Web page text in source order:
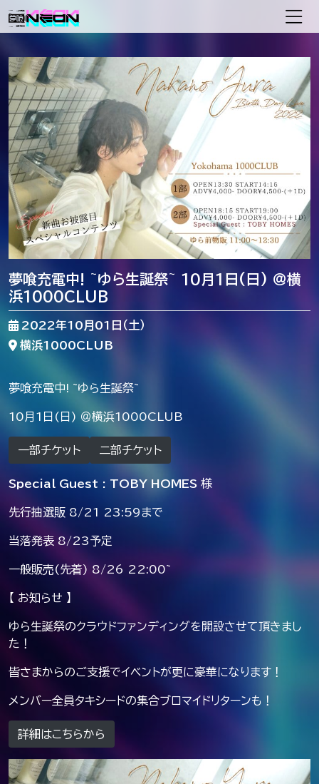
メインナビゲーション
夢喰充電中! ~ゆら生誕祭~ 10月1日(日) ＠横
浜1000CLUB
2022年10月01日（土）
横浜1000CLUB
夢喰充電中! ~ゆら生誕祭~
10月1日(日) ＠横浜1000CLUB
一部チケット 二部チケット
Special Guest : TOBY HOMES 様
先行抽選販 8/21 23:59まで
当落発表 8/23予定
一般販売(先着) 8/26 22:00~
【 お知らせ 】
ゆら生誕祭のクラウドファンディングを開設させて頂きまし
た！
皆さまからのご支援でイベントが更に豪華になります！
メンバー全員タキシードの集合ブロマイドリターンも！
詳細はこちらから